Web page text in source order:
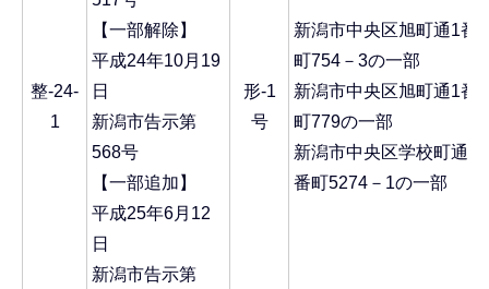
整-24-
1
【一部解除】
平成24年10月19
日
新潟市告示第
568号
【一部追加】
平成25年6月12
日
新潟市告示第
形-1
号
新潟市中央区旭町通1番
町754－3の一部
新潟市中央区旭町通1番
町779の一部
新潟市中央区学校町通2
番町5274－1の一部